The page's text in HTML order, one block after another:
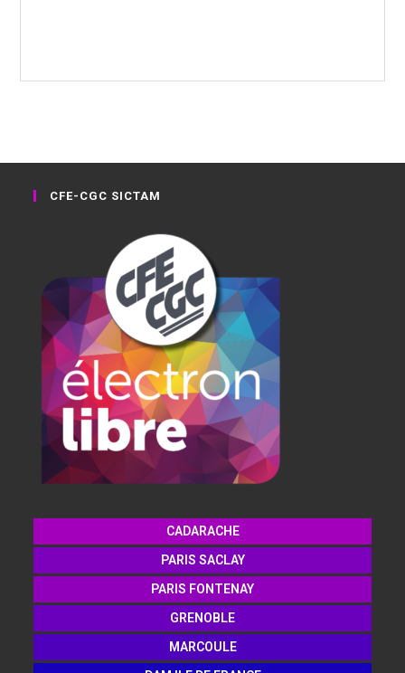
CFE-CGC SICTAM
CADARACHE
PARIS SACLAY
PARIS FONTENAY
GRENOBLE
MARCOULE